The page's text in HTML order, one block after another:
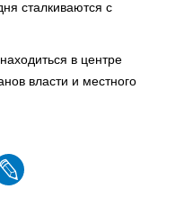
сталкиваются с
в центре
власти и местного